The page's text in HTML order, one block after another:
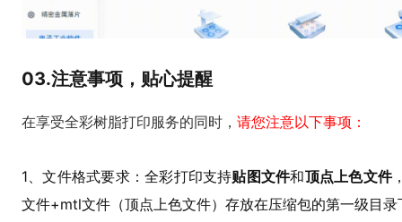
03.注意事项，贴心提醒
在享受全彩树脂打印服务的同时， 请您注意以下事项：
1、文件格式要求：全彩打印支持贴图文件和顶点上色文件
文件+mtl文件（顶点上色文件）存放在压缩包的第一级目录